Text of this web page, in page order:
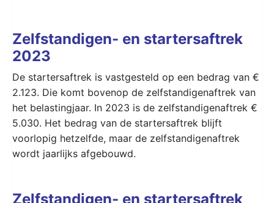
Zelfstandigen- en startersaftrek
2023
De startersaftrek is vastgesteld op een bedrag van €
2.123. Die komt bovenop de zelfstandigenaftrek van
het belastingjaar. In 2023 is de zelfstandigenaftrek €
5.030. Het bedrag van de startersaftrek blijft
voorlopig hetzelfde, maar de zelfstandigenaftrek
wordt jaarlijks afgebouwd.
Zelfstandigen- en startersaftrek